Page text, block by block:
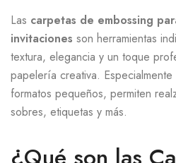
Las carpetas de embossing
invitaciones son herramientas
textura, elegancia y un toque
papelería creativa.
formatos pequeños, permiten
sobres, etiquetas y más.